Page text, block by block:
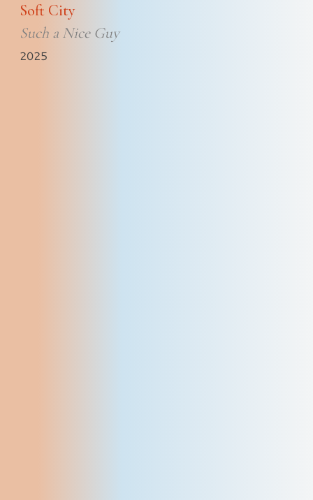
Soft City
Such a Nice Guy
2025